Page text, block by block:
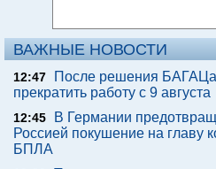
ВАЖНЫЕ НОВОСТИ
12:47
После решения БАГАЦа
прекратить работу с 9 августа
12:45
В Германии
Россией покушение на главу
БПЛА